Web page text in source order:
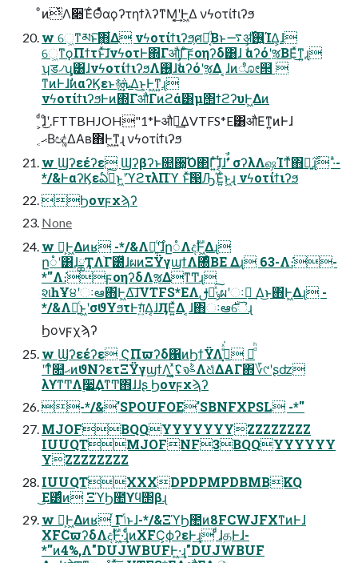
ͦͷͭΛ૊Έ͋ΘͤͯαϙʔτηϯλʔͳΜ͔͙͢ʹͰ͖Δ νϟοτίϯιʔϧ
w େ͖ͳམͱ݀͠΋͋Δ νϟοτίϯιʔϧ͕ศར͔ͩΒͱ࠷ॳ࢖͍࢝ΊΔ͕ɺ
େ͖ͳϙΠϯτͱͯ͠ɺνϟοτͰ΍ΓऔΓͨ͠ϝοηʔδ͸ɺ ࣗࣾαʔόʹૹΒΕͯ͜ͳ͍ɻ
ʮड৴ʯ͸ɺνϟοτίϯιʔϧΛ࢖͏͔ɺࣗࣾαʔόʹૹΔ ͔ɺͷೋ୒ 
ͳͷͰɺࣗࣾͷαʔϏεͱ࿈ܞ͢Δ͜ͱ͕Ͱ͖ͳ͍ɻ
νϟοτίϯιʔϧͰͷ΍ΓऔΓͷϩά͸μ΢ϯϩʔυͰ͖Δͷ
͕ͩɺͦ͜ʹ.FTTBHJOH"1*Ͱऔಘ͢ΔVTFS*E͸औΕͳ͍ͷͰɺ
ޙ͔Βඥ͚ͭΔΑʙ΋Ͱ͖ͳ͍ɻ νϟοτίϯιʔϧ
w Ϣʔεέʔε Ϣʔβʔͱ௚઀͓͠Ό΂Γ͍ͨ͠ɺ͔ͭɺࣗࣾʹ σʔλΛஷΊͳͯ͘΋ྑ͍࣌ɻ ·ͣ-
*/&ͰαʔϏεఏڙͨ͠ͱ͖ʹϓϩτλΠϓ ͱͯ͠൓ԠΈ͍ͨͱ͖ɻ νϟοτίϯιʔϧ
Ϧονϝχϡʔ
None
w Կ͕Ͱ͖Δͷʁ -*/&Λ։͍ͨ࣌ʹɺը૾ΛදࣔͰ͖Δɻ
ը૾ʹ͸ɺྖҬΛׂΓ౰ͯͯɺผͷΞΫγϣϯΛ৐ͤΒΕ Δɻ 63-Λ։͘-
*''Λ։͘ϝοηʔδΛૹΔͳͲɻ
શһҰ੪ʹઃఆ΋Ͱ͖Δ͠ɺVTFS*EΛࢦఆͯ͠ݸผʹઃఆ͢ Δ͜ͱ΋Ͱ͖Δɻ -
*/&Λ։͍ͨͱ͖ʹσϑΥϧτͰग़͍ͯΔ͔ɺӅΕ͍ͯΔ ͔ɺ΋ઃఆ࣍ୈɻ
Ϧονϝχϡʔ
w Ϣʔεέʔε ϚΠϖʔδ΁ͷϦϯΫΛࡌ͓ͤͯ͘ ༑ͩͪ
ʹͳͬͨ௚ޙͷϑΝʔετΞΫγϣϯΛ͓ ͍͓ͯ͘ʢจࣈΛଧͨͤΔΑΓ΋؆୯ʹʂʣ
λϒͳͲΛ࣮૷͢ΔͳͲ΋ɺɺʂ Ϧονϝχϡʔ
-*/&'SPOUFOE'SBNFXPSL -*''
MJOFBQQYYYYYYYZZZZZZZZ
IUUQTMJOFNF3BQQYYYYYY
YZZZZZZZZ
IUUQTXXXDPDPMPDBMBKQ
͜Ε͸ͨͩͷ ΞϓϦ಺ϒϥ΢βɻ
w Կ͕Ͱ͖Δͷʁ ͬ͘͟Γݴ͏ͱɺ-*/&ΞϓϦ಺ͷ8FCWJFXͳͷͰɺ
XFCϖʔδΛදࣔͰ͖·͢ɻͨͩͷXFC͕ϕʔεͰ͢ɻ ͨͩɺதͰɺ-
*''ͷ4%,Λ"DUJWBUFͰ͖·͢ɻ"DUJWBUF